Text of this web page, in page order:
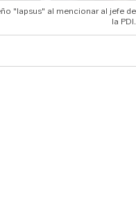
"lapsus" al mencionar al jefe de
la PDI.